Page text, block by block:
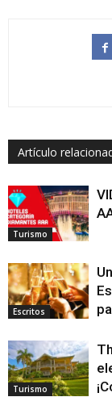
Artículo
Turismo
Escritos
Turismo